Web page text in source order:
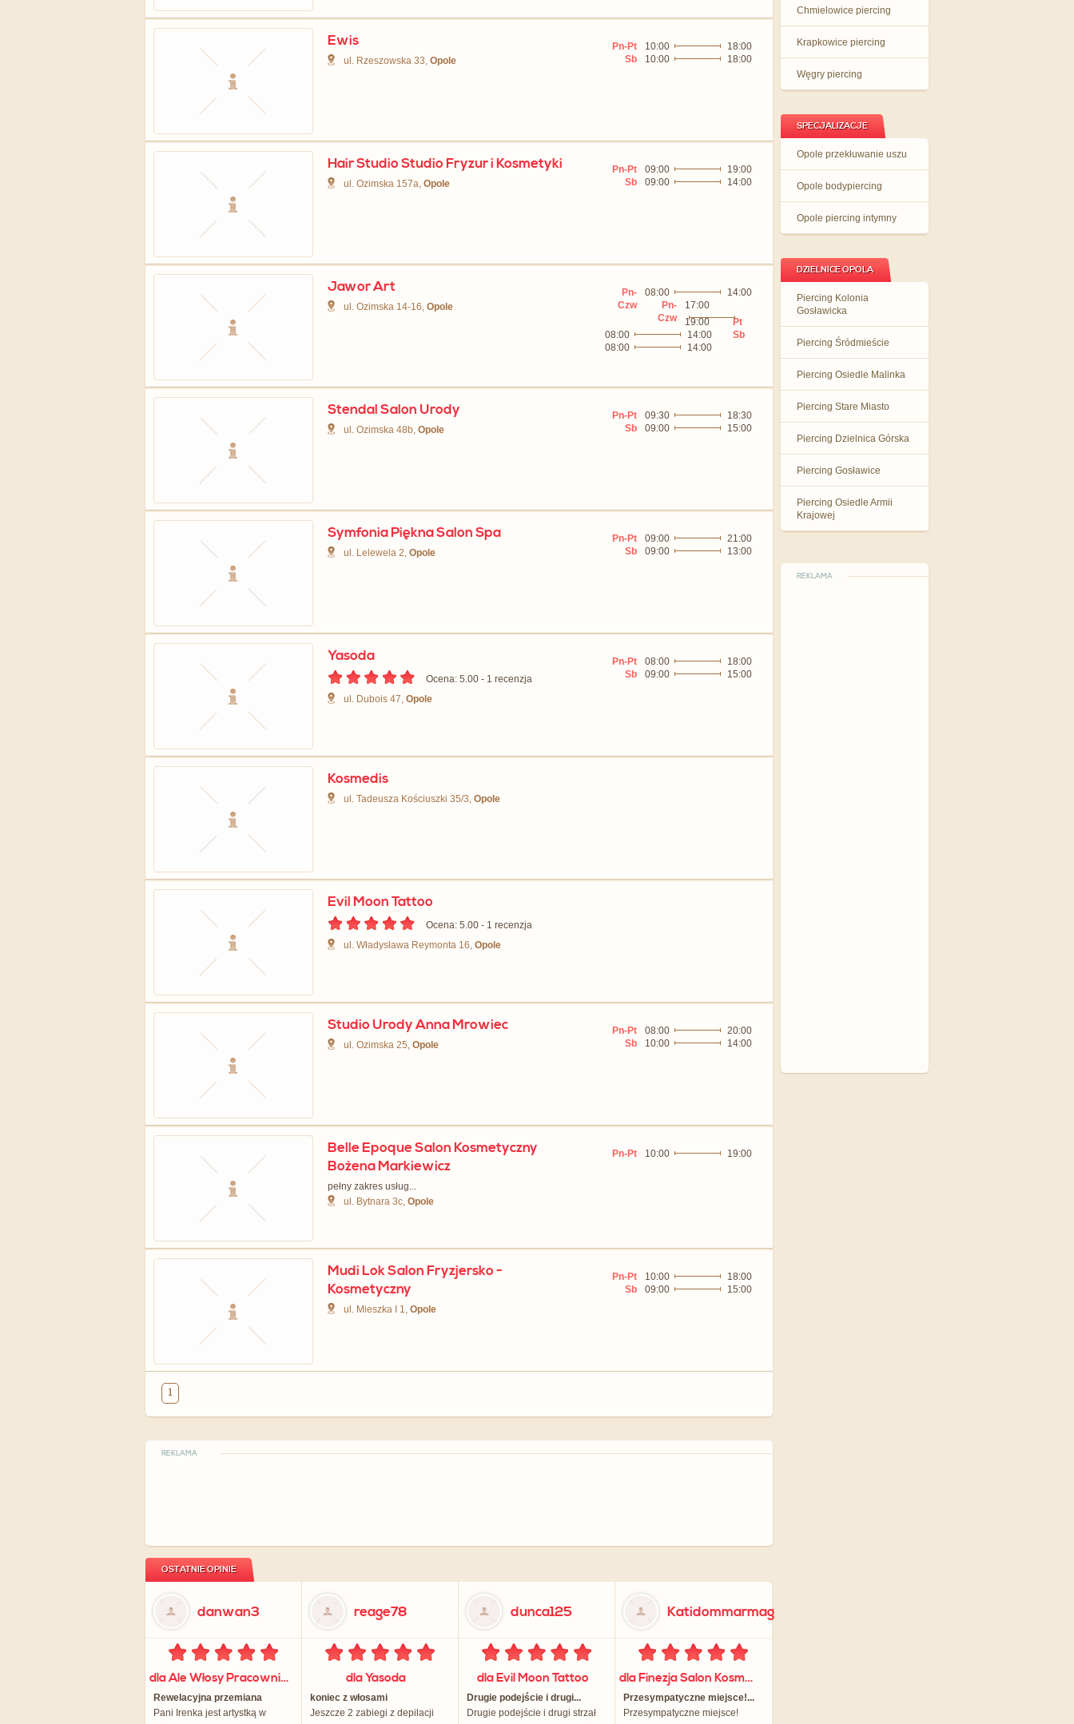
Ewis
ul. Rzeszowska 33, Opole
Pn-Pt 10:00
18:00
Sb
10:00 18:00
Hair Studio Studio Fryzur i Kosmetyki
ul. Ozimska 157a, Opole
Pn-Pt 09:00
19:00
Sb
09:00 14:00
Jawor Art
ul. Ozimska 14-16, Opole
Pn-
Czw
08:00
14:00
Pn-
Czw
17:00
19:00
Pt
08:00
14:00
Sb
08:00
14:00
Stendal Salon Urody
ul. Ozimska 48b, Opole
Pn-Pt 09:30
18:30
Sb
09:00 15:00
Symfonia Piękna Salon Spa
ul. Lelewela 2, Opole
Pn-Pt 09:00
21:00
Sb
09:00 13:00
Yasoda
Ocena: 5.00 - ‎1 recenzja
ul. Dubois 47, Opole
Pn-Pt 08:00
18:00
Sb
09:00 15:00
Kosmedis
ul. Tadeusza Kościuszki 35/3, Opole
Evil Moon Tattoo
Ocena: 5.00 - ‎1 recenzja
ul. Władysława Reymonta 16, Opole
Studio Urody Anna Mrowiec
ul. Ozimska 25, Opole
Pn-Pt 08:00
20:00
Sb
10:00 14:00
Belle Epoque Salon Kosmetyczny
Bożena Markiewicz
pełny zakres usług...
ul. Bytnara 3c, Opole
Pn-Pt 10:00 19:00
Mudi Lok Salon Fryzjersko -
Kosmetyczny
ul. Mieszka I 1, Opole
Pn-Pt 10:00
18:00
Sb
09:00 15:00
1
Chmielowice piercing
Krapkowice piercing
Węgry piercing
SPECJALIZACJE
Opole przekłuwanie uszu
Opole bodypiercing
Opole piercing intymny
DZIELNICE OPOLA
Piercing Kolonia
Gosławicka
Piercing Śródmieście
Piercing Osiedle Malinka
Piercing Stare Miasto
Piercing Dzielnica Górska
Piercing Gosławice
Piercing Osiedle Armii
Krajowej
REKLAMA
REKLAMA
OSTATNIE OPINIE
danwan3
dla Ale Włosy Pracownia Fryzjerska
Rewelacyjna przemiana
Pani Irenka jest artystką w
reage78
dla Yasoda
koniec z włosami
Jeszcze 2 zabiegi z depilacji
dunca125
dla Evil Moon Tattoo
Drugie podejście i drugi...
Drugie podejście i drugi strzał
Katidommarmag
dla Finezja Salon Kosmetyczno - Fryzjerski
Przesympatyczne miejsce!...
Przesympatyczne miejsce!